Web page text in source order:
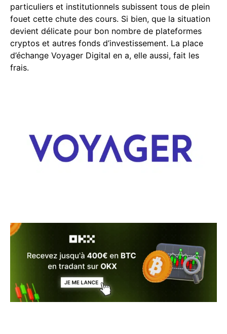
particuliers et institutionnels subissent tous de plein
fouet cette chute des cours. Si bien, que la situation
devient délicate pour bon nombre de plateformes
cryptos et autres fonds d’investissement. La place
d’échange Voyager Digital en a, elle aussi, fait les
frais.